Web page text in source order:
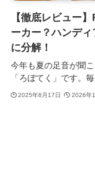
【徹底レビュー
ーカー？ハンデ
に分解！
今年も夏の足音が聞
「ろぼてく」です。
2025年8月17日 2026年